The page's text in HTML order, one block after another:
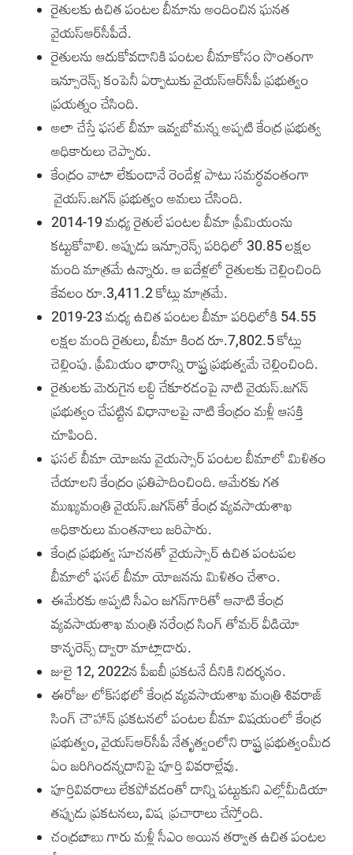
రైతులకు ఉచిత పంటల బీమాను అందించిన ఘనత
వైయ‌స్ఆర్‌సీపీదే.
రైతులను ఆదుకోవడానికి పంటల బీమాకోసం సొంతంగా
ఇన్సూరెన్స్‌ కంపెనీ ఏర్పాటుకు వైయ‌స్ఆర్‌సీపీ ప్రభుత్వం
ప్రయత్నం చేసింది.
అలా చేస్తే ఫసల్‌ బీమా ఇవ్వబోమన్న అప్పటి కేంద్ర ప్రభుత్వ
అధికారులు చెప్పారు.
కేంద్రం వాటా లేకుండానే రెండేళ్ల పాటు సమర్థవంతంగా
వైయస్‌.జగన్‌ ప్రభుత్వం అమలు చేసింది.
2014-19 మధ్య రైతులే పంటల బీమా ప్రీమియంను
కట్టుకోవాలి. అప్పుడు ఇన్సూరెన్స్‌ పరిధిలో 30.85 లక్షల
మంది మాత్రమే ఉన్నారు. ఆ ఐదేళ్లలో రైతులకు చెల్లించింది
కేవలం రూ.3,411.2 కోట్లు మాత్రమే.
2019-23 మధ్య ఉచిత పంటల బీమా పరిధిలోకి 54.55
లక్షల మంది రైతులు, బీమా కింద రూ.7,802.5 కోట్లు
చెల్లింపు. ప్రీమియం భారాన్ని రాష్ట్ర ప్రభుత్వమే చెల్లించింది.
రైతులకు మెరుగైన లబ్ధి చేకూరడంపై నాటి వైయస్‌.జగన్‌
ప్రభుత్వం చేపట్టిన విధానాలపై నాటి కేంద్రం మళ్లీ ఆసక్తి
చూపింది.
ఫసల్‌ బీమా యోజను వైయస్సార్‌ పంటల బీమాలో మిళితం
చేయాలని కేంద్రం ప్రతిపాదించింది. ఆమేరకు గత
ముఖ్యమంత్రి వైయస్‌.జగన్‌తో కేంద్ర వ్యవసాయశాఖ
అధికారులు మంతనాలు జరిపారు.
కేంద్ర ప్రభుత్వ సూచనతో వైయస్సార్‌ ఉచిత పంటపల
బీమాలో ఫసల్‌ బీమా యోజనను మిళితం చేశాం.
ఈమేరకు అప్పటి సీఎం జగన్‌గారితో ఆనాటి కేంద్ర
వ్యవసాయశాఖ మంత్రి నరేంద్ర సింగ్‌ తోమర్‌ వీడియో
కాన్ఫరెన్స్‌ ద్వారా మాట్లాడారు.
జులై 12, 2022న పీఐబీ ప్రకటనే దీనికి నిదర్శనం.
ఈరోజు లోక్‌సభలో కేంద్ర వ్యవసాయశాఖ మంత్రి శివరాజ్‌
సింగ్‌ చౌహాన్‌ ప్రకటనలో పంటల బీమా విషయంలో కేంద్ర
ప్రభుత్వం, వైయ‌స్ఆర్‌సీపీ నేతృత్వంలోని రాష్ట్ర ప్రభుత్వంమీద
ఏం జరిగిందన్నదానిపై పూర్తి వివరాల్లేవు.
పూర్తివివరాలు లేకపోవడంతో దాన్ని పట్టుకుని ఎల్లోమీడియా
తప్పుడు ప్రకటనలు, విష ప్రచారాలు చేస్తోంది.
చంద్రబాబు గారు మళ్లీ సీఎం అయిన తర్వాత ఉచిత పంటల